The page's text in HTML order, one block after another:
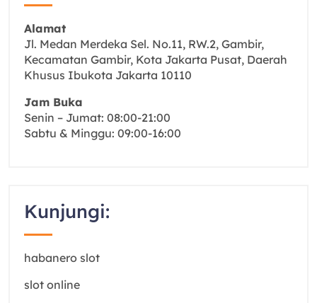
Alamat
Jl. Medan Merdeka Sel. No.11, RW.2, Gambir,
Kecamatan Gambir, Kota Jakarta Pusat, Daerah
Khusus Ibukota Jakarta 10110
Jam Buka
Senin – Jumat: 08:00-21:00
Sabtu & Minggu: 09:00-16:00
Kunjungi:
habanero slot
slot online